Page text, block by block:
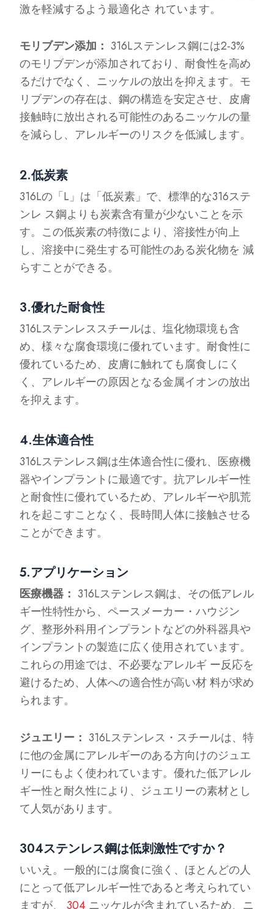
激を軽減するよう最適化さ れています。
モリブデン添加： 316Lステンレス鋼には2-3%
のモリブデンが添加されており、耐食性を高め
るだけでなく、ニッケルの放出を抑えます。モ
リブデンの存在は、鋼の構造を安定させ、皮膚
接触時に放出される可能性のあるニッケルの量
を減らし、アレルギーのリスクを低減します。
2.低炭素
316Lの「L」は「低炭素」で、標準的な316ステ
ンレ ス鋼よりも炭素含有量が少ないことを示
す。この低炭素の特徴により、溶接性が向上
し、溶接中に発生する可能性のある炭化物を 減
らすことができる。
3.優れた耐食性
316Lステンレススチールは、塩化物環境も含
め、様々な腐食環境に優れています。耐食性に
優れているため、皮膚に触れても腐食しにく
く、アレルギーの原因となる金属イオンの放出
を抑えます。
4.生体適合性
316Lステンレス鋼は生体適合性に優れ、医療機
器やインプラントに最適です。抗アレルギー性
と耐食性に優れているため、アレルギーや肌荒
れを起こすことなく、長時間人体に接触させる
ことができます。
5.アプリケーション
医療機器： 316Lステンレス鋼は、その低アレル
ギー性特性から、ペースメーカー・ハウジン
グ、整形外科用インプラントなどの外科器具や
インプラントの製造に広く使用されています。
これらの用途では、不必要なアレルギ ー反応を
避けるため、人体への適合性が高い材 料が求め
られます。
ジュエリー：316Lステンレス・スチールは、特
に他の金属にアレルギーのある方向けのジュエ
リーにもよく使われています。優れた低アレル
ギー性と耐久性により、ジュエリーの素材とし
て人気があります。
304ステンレス鋼は低刺激性ですか？
いいえ。一般的には腐食に強く、ほとんどの人
にとって低アレルギー性であると考えられてい
ますが、304 ニッケルが含まれているため、ニ